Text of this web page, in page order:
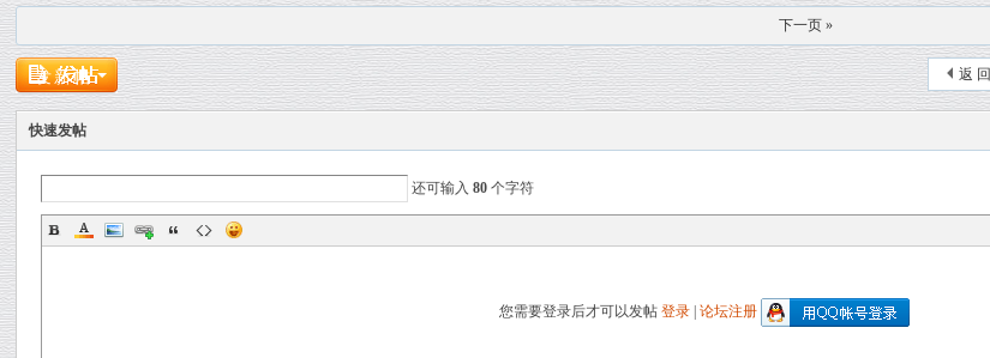
下一页 »
返 回
发新帖
快速发帖
还可输入80 个字符
您需要登录后才可以发帖 登录| 论坛注册